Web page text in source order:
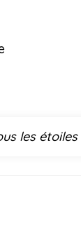
les